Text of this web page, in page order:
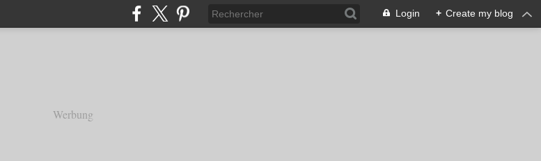
Login + Create my blog
Werbung